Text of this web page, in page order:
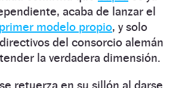
acaba de lanzar el
modelo propio, y solo
del consorcio alemán
la verdadera dimensión.
retuerza en su sillón al darse